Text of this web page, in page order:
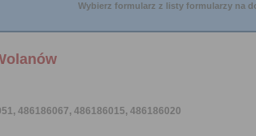
Wybierz formularz z listy formularzy na
486186067, 486186015, 486186020